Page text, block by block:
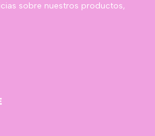
sobre nuestros productos,